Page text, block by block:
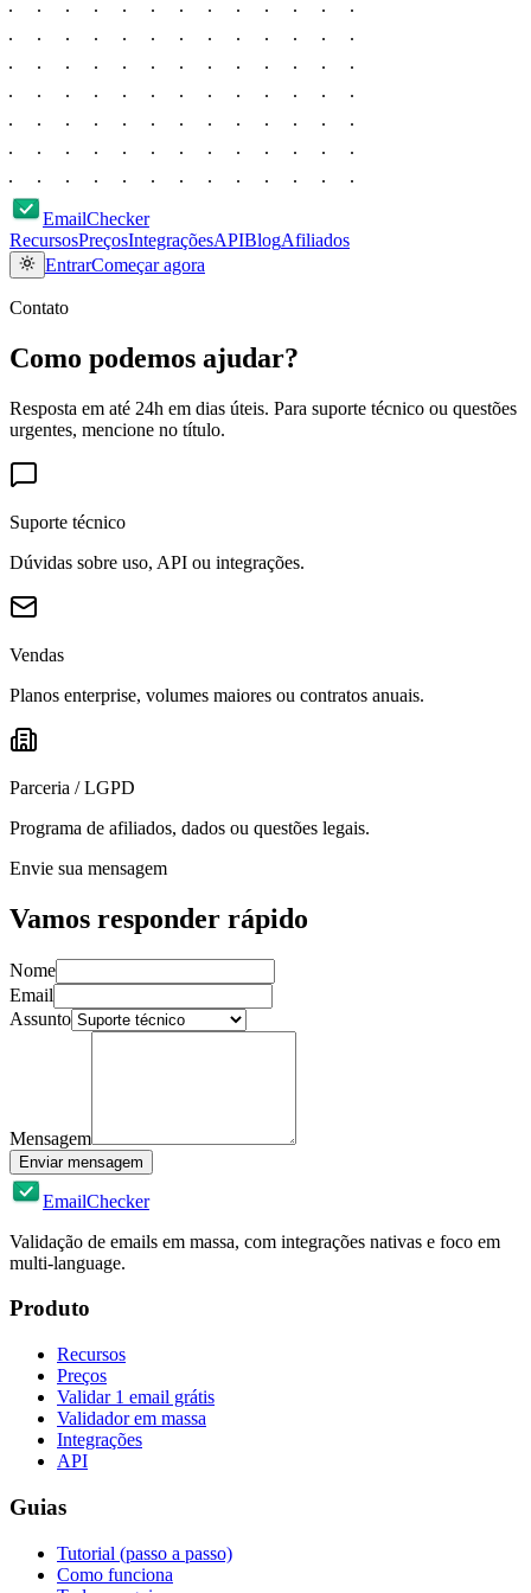
EmailChecker
RecursosPreçosIntegraçõesAPIBlogAfiliados
EntrarComeçar agora
Contato
Como podemos ajudar?
Resposta em até 24h em dias úteis. Para suporte técnico ou questões
urgentes, mencione no título.
Suporte técnico
Dúvidas sobre uso, API ou integrações.
Vendas
Planos enterprise, volumes maiores ou contratos anuais.
Parceria / LGPD
Programa de afiliados, dados ou questões legais.
Envie sua mensagem
Vamos responder rápido
Nome
Email
Assunto
Mensagem
Enviar mensagem
EmailChecker
Validação de emails em massa, com integrações nativas e foco em
multi-language.
Produto
Recursos
Preços
Validar 1 email grátis
Validador em massa
Integrações
API
Guias
Tutorial (passo a passo)
Como funciona